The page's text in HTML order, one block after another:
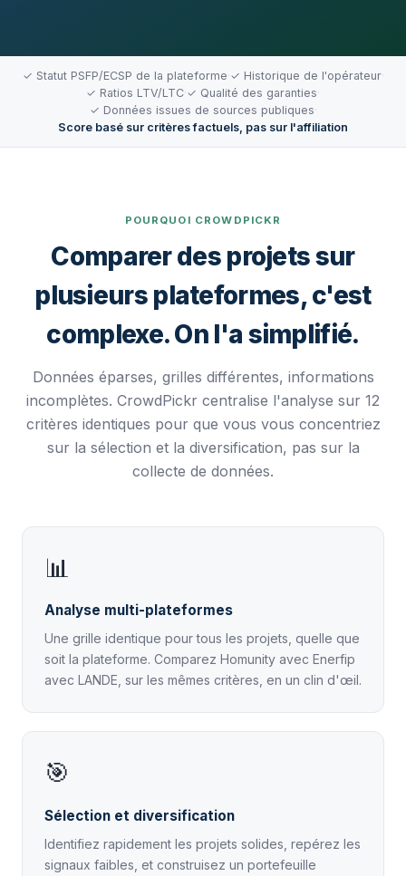
✓ Statut PSFP/ECSP de la plateforme·✓ Historique de l'opérateur·
✓ Ratios LTV/LTC·✓ Qualité des garanties·
✓ Données issues de sources publiques·
Score basé sur critères factuels, pas sur l'affiliation
POURQUOI CROWDPICKR
Comparer des projets sur
plusieurs plateformes, c'est
complexe. On l'a simplifié.
Données éparses, grilles différentes, informations
incomplètes. CrowdPickr centralise l'analyse sur 12
critères identiques pour que vous vous concentriez
sur la sélection et la diversification, pas sur la
collecte de données.
📊
Analyse multi-plateformes
Une grille identique pour tous les projets, quelle que
soit la plateforme. Comparez Homunity avec Enerfip
avec LANDE, sur les mêmes critères, en un clin d'œil.
🎯
Sélection et diversification
Identifiez rapidement les projets solides, repérez les
signaux faibles, et construisez un portefeuille